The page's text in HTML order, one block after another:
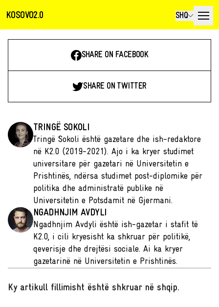
KOSOVO2.0 SHQ
SHARE ON FACEBOOK
SHARE ON TWITTER
TRINGË SOKOLI
Tringë Sokoli është gazetare dhe ish-redaktore
në K2.0 (2019-2021). Ajo i ka kryer studimet
universitare për gazetari në Universitetin e
Prishtinës, ndërsa studimet post-diplomike për
politika dhe administratë publike në
Universitetin e Potsdamit në Gjermani.
NGADHNJIM AVDYLI
Ngadhnjim Avdyli është ish-gazetar i stafit të
K2.0, i cili kryesisht ka shkruar për politikë,
qeverisje dhe drejtësi sociale. Ai ka kryer
gazetarinë në Universitetin e Prishtinës.
Ky artikull fillimisht është shkruar në shqip.